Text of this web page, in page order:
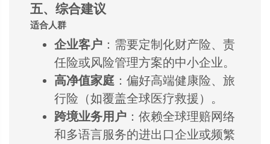
五、综合建议
适合人群
企业客户 ：需要定制化财产险、责
任险或风险管理方案的中小企业。
高净值家庭 ：偏好高端健康险、旅
行险（如覆盖全球医疗救援）。
跨境业务用户 ：依赖全球理赔网络
和多语言服务的进出口企业或频繁